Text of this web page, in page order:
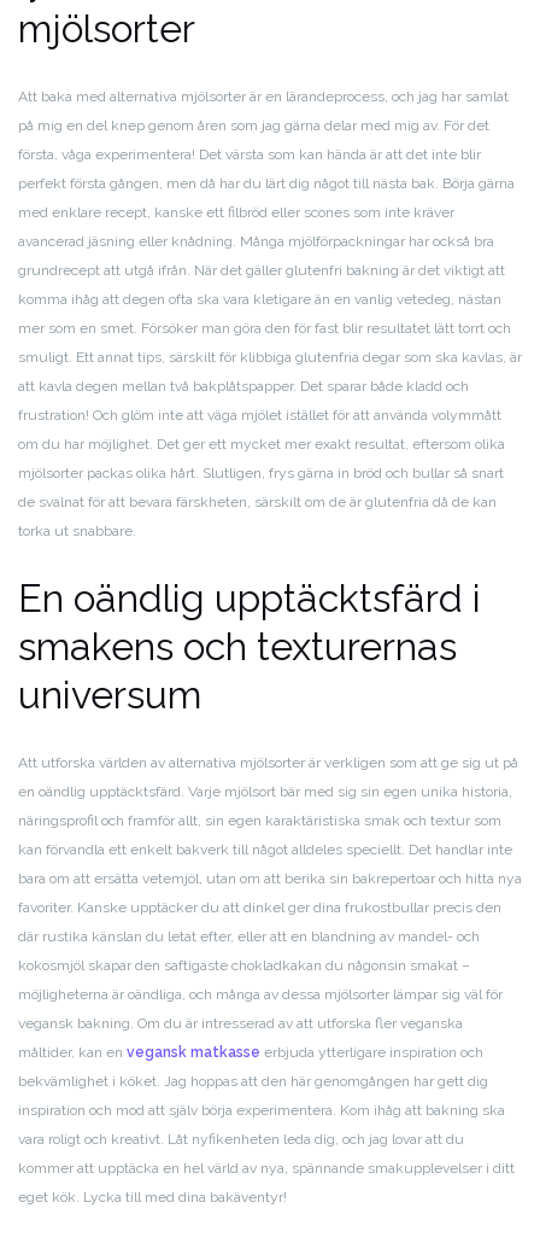
mjölsorter
Att baka med alternativa mjölsorter är en lärandeprocess, och jag har samlat
på mig en del knep genom åren som jag gärna delar med mig av. För det
första, våga experimentera! Det värsta som kan hända är att det inte blir
perfekt första gången, men då har du lärt dig något till nästa bak. Börja gärna
med enklare recept, kanske ett filbröd eller scones som inte kräver
avancerad jäsning eller knådning. Många mjölförpackningar har också bra
grundrecept att utgå ifrån. När det gäller glutenfri bakning är det viktigt att
komma ihåg att degen ofta ska vara kletigare än en vanlig vetedeg, nästan
mer som en smet. Försöker man göra den för fast blir resultatet lätt torrt och
smuligt. Ett annat tips, särskilt för klibbiga glutenfria degar som ska kavlas, är
att kavla degen mellan två bakplåtspapper. Det sparar både kladd och
frustration! Och glöm inte att väga mjölet istället för att använda volymmått
om du har möjlighet. Det ger ett mycket mer exakt resultat, eftersom olika
mjölsorter packas olika hårt. Slutligen, frys gärna in bröd och bullar så snart
de svalnat för att bevara färskheten, särskilt om de är glutenfria då de kan
torka ut snabbare.
En oändlig upptäcktsfärd i
smakens och texturernas
universum
Att utforska världen av alternativa mjölsorter är verkligen som att ge sig ut på
en oändlig upptäcktsfärd. Varje mjölsort bär med sig sin egen unika historia,
näringsprofil och framför allt, sin egen karaktäristiska smak och textur som
kan förvandla ett enkelt bakverk till något alldeles speciellt. Det handlar inte
bara om att ersätta vetemjöl, utan om att berika sin bakrepertoar och hitta nya
favoriter. Kanske upptäcker du att dinkel ger dina frukostbullar precis den
där rustika känslan du letat efter, eller att en blandning av mandel- och
kokosmjöl skapar den saftigaste chokladkakan du någonsin smakat –
möjligheterna är oändliga, och många av dessa mjölsorter lämpar sig väl för
vegansk bakning. Om du är intresserad av att utforska fler veganska
måltider, kan en vegansk matkasse erbjuda ytterligare inspiration och
bekvämlighet i köket. Jag hoppas att den här genomgången har gett dig
inspiration och mod att själv börja experimentera. Kom ihåg att bakning ska
vara roligt och kreativt. Låt nyfikenheten leda dig, och jag lovar att du
kommer att upptäcka en hel värld av nya, spännande smakupplevelser i ditt
eget kök. Lycka till med dina bakäventyr!